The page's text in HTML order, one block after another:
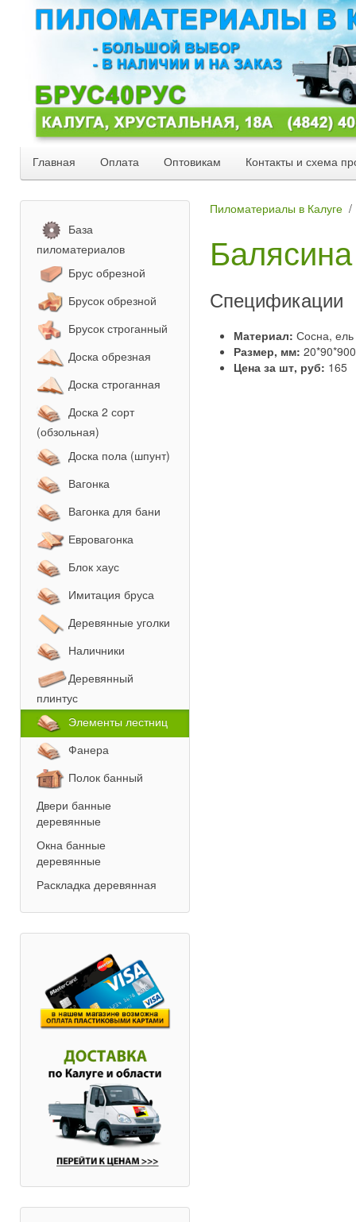
Главная Оплата Оптовикам Контакты и схема
Пиломатериалы в Калуге
Спецификации
Материал: Сосна, ель
Размер, мм: 20*90*900
Цена за шт, руб: 165
База
пиломатериалов
Брус обрезной
Брусок обрезной
Брусок строганный
Доска обрезная
Доска строганная
Доска 2 сорт
(обзольная)
Доска пола (шпунт)
Вагонка
Вагонка для бани
Евровагонка
Блок хаус
Имитация бруса
Деревянные уголки
Наличники
Деревянный
плинтус
Элементы лестниц
Фанера
Полок банный
Двери банные
деревянные
Окна банные
деревянные
Раскладка деревянная